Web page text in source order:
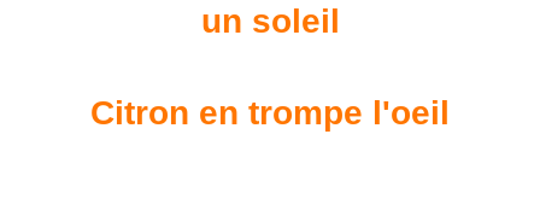
un soleil
Citron en trompe l'oeil